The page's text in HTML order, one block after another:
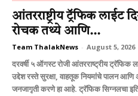
आंतरराष्ट्रीय ट्रॅफिक लाईट
रोचक तथ्ये आणि...
Team ThalakNews - August 5, 2026
दरवर्षी ५ ऑगस्ट रोजी आंतरराष्ट्रीय ट्रॅफिक
उद्देश रस्ते सुरक्षा, वाहतूक नियमांचे पालन आणि
जनजागृती करणे हा आहे. ट्रॅफिक सिग्नलचा